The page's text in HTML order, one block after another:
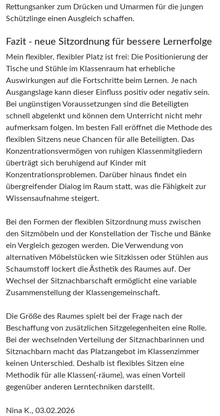
Rettungsanker zum Drücken und Umarmen für die jungen
Schützlinge einen Ausgleich schaffen.
Fazit - neue Sitzordnung für bessere Lernerfolge
Mein flexibler, flexibler Platz ist frei: Die Positionierung der
Tische und Stühle im Klassenraum hat erhebliche
Auswirkungen auf die Fortschritte beim Lernen. Je nach
Ausgangslage kann dieser Einfluss positiv oder negativ sein.
Bei ungünstigen Voraussetzungen sind die Beteiligten
schnell abgelenkt und können dem Unterricht nicht mehr
aufmerksam folgen. Im besten Fall eröffnet die Methode des
flexiblen Sitzens neue Chancen für alle Beteiligten. Das
Konzentrationsvermögen von ruhigen Klassenmitgliedern
überträgt sich beruhigend auf Kinder mit
Konzentrationsproblemen. Darüber hinaus findet ein
übergreifender Dialog im Raum statt, was die Fähigkeit zur
Wissensaufnahme steigert.
Bei den Formen der flexiblen Sitzordnung muss zwischen
den Sitzmöbeln und der Konstellation der Tische und Bänke
ein Vergleich gezogen werden. Die Verwendung von
alternativen Möbelstücken wie Sitzkissen oder Stühlen aus
Schaumstoff lockert die Ästhetik des Raumes auf. Der
Wechsel der Sitznachbarschaft ermöglicht eine variable
Zusammenstellung der Klassengemeinschaft.
Die Größe des Raumes spielt bei der Frage nach der
Beschaffung von zusätzlichen Sitzgelegenheiten eine Rolle.
Bei der wechselnden Verteilung der Sitznachbarinnen und
Sitznachbarn macht das Platzangebot im Klassenzimmer
keinen Unterschied. Deshalb ist flexibles Sitzen eine
Methodik für alle Klassen(-räume), was einen Vorteil
gegenüber anderen Lerntechniken darstellt.
Nina K., 03.02.2026